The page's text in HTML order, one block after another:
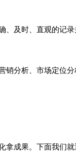
及时、直观的记
分析、市场定位
化拿成果。下面我们